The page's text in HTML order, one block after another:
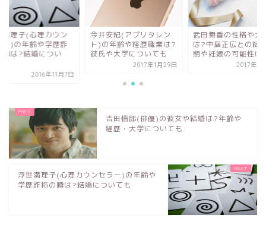
安紀(アプリタレン
年齢や経歴職業は?
や大学についても
武田舞香の性格や大学
は?中居正広との結婚時
期や妊娠の可能性は?
2017年3月16日
浮世満理子(心理カ
セラー)の年齢や学
称の噂は?結婚につ
吉田悟郎(俳優)の彼女や結婚は?年齢や
経歴・大学についても
浮世満理子(心理カウンセラー)の年齢や
学歴詐称の噂は?結婚についても